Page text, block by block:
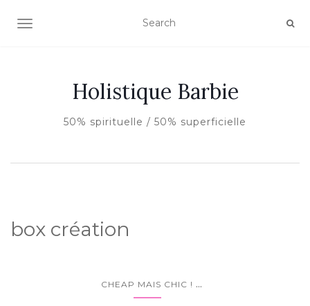
AFFICHER/MASQUER LA NAVIGATION
Holistique Barbie
50% spirituelle / 50% superficielle
box création
CHEAP MAIS CHIC ! ...